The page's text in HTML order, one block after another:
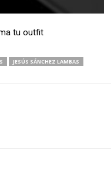
tu outfit
JESÚS SÁNCHEZ LAMBAS